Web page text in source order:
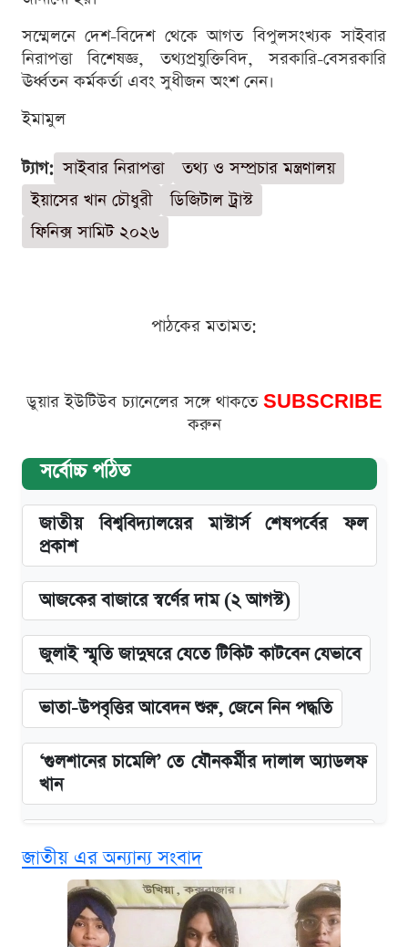
সম্মেলনে দেশ-বিদেশ থেকে আগত বিপুলসংখ্যক সাইবার
নিরাপত্তা বিশেষজ্ঞ, তথ্যপ্রযুক্তিবিদ, সরকারি-বেসরকারি
ঊর্ধ্বতন কর্মকর্তা এবং সুধীজন অংশ নেন।
ইমামুল
ট্যাগ: সাইবার নিরাপত্তা
তথ্য ও সম্প্রচার মন্ত্রণালয়
ইয়াসের খান চৌধুরী
ডিজিটাল ট্রাস্ট
ফিনিক্স সামিট ২০২৬
পাঠকের মতামত:
ডুয়ার ইউটিউব চ্যানেলের সঙ্গে থাকতে SUBSCRIBE
করুন
সর্বোচ্চ পঠিত
জাতীয় বিশ্ববিদ্যালয়ের মাস্টার্স শেষপর্বের ফল
প্রকাশ
আজকের বাজারে স্বর্ণের দাম (২ আগস্ট)
জুলাই স্মৃতি জাদুঘরে যেতে টিকিট কাটবেন যেভাবে
ভাতা-উপবৃত্তির আবেদন শুরু, জেনে নিন পদ্ধতি
‘গুলশানের চামেলি’ তে যৌনকর্মীর দালাল অ্যাডলফ
খান
এক ক্লিকে জেনে নিন আইফোন ১৮ প্রো ম্যাক্সের
দাম ও ফিচার
জাতীয় এর অন্যান্য সংবাদ